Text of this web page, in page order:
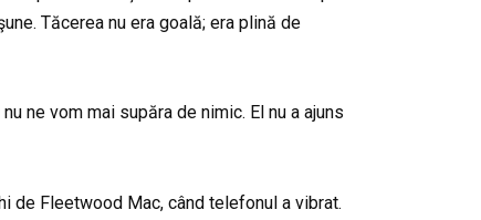
Tăcerea nu era goală; era plină de
ne vom mai supăra de nimic. El nu a ajuns
de Fleetwood Mac, când telefonul a vibrat.